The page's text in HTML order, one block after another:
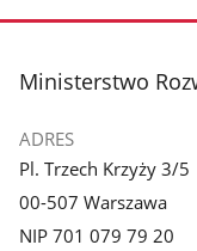
stopka
Ministerstwo
ADRES
Pl. Trzech Krzyży 3/5
00-507 Warszawa
NIP 701 079 79 20